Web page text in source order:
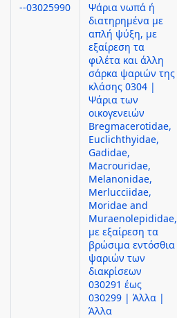
--03025990
Ψάρια νωπά ή
διατηρημένα με
απλή ψύξη, με
εξαίρεση τα
φιλέτα και άλλη
σάρκα ψαριών της
κλάσης 0304 |
Ψάρια των
οικογενειών
Bregmacerotidae,
Euclichthyidae,
Gadidae,
Macrouridae,
Melanonidae,
Merlucciidae,
Moridae and
Muraenolepididae,
με εξαίρεση τα
βρώσιμα εντόσθια
ψαριών των
διακρίσεων
030291 έως
030299 | Άλλα |
Άλλα